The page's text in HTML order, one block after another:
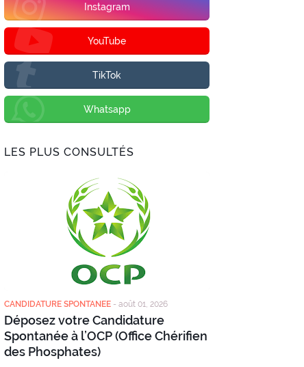
Instagram
YouTube
TikTok
Whatsapp
LES PLUS CONSULTÉS
CANDIDATURE SPONTANEE - août 01, 2026
Déposez votre Candidature
Spontanée à l’OCP (Office Chérifien
des Phosphates)